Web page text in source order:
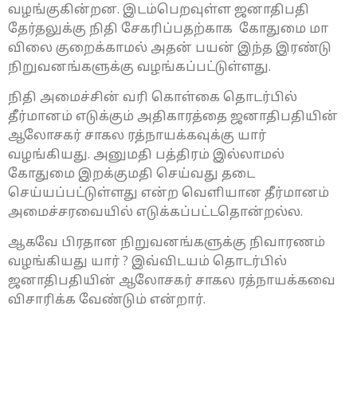
வழங்குகின்றன. இடம்பெறவுள்ள ஜனாதிபதி
தேர்தலுக்கு நிதி சேகரிப்பதற்காக கோதுமை மா
விலை குறைக்காமல் அதன் பயன் இந்த இரண்டு
நிறுவனங்களுக்கு வழங்கப்பட்டுள்ளது.
நிதி அமைச்சின் வரி கொள்கை தொடர்பில்
தீர்மானம் எடுக்கும் அதிகாரத்தை ஜனாதிபதியின்
ஆலோசகர் சாகல ரத்நாயக்கவுக்கு யார்
வழங்கியது. அனுமதி பத்திரம் இல்லாமல்
கோதுமை இறக்குமதி செய்வது தடை
செய்யப்பட்டுள்ளது என்ற வெளியான தீர்மானம்
அமைச்சரவையில் எடுக்கப்பட்டதொன்றல்ல.
ஆகவே பிரதான நிறுவனங்களுக்கு நிவாரணம்
வழங்கியது யார் ? இவ்விடயம் தொடர்பில்
ஜனாதிபதியின் ஆலோசகர் சாகல ரத்நாயக்கவை
விசாரிக்க வேண்டும் என்றார்.